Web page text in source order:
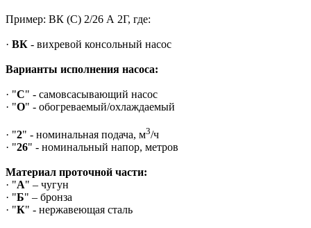
Пример: ВК (С) 2/26 А 2Г, где:
· ВК - вихревой консольный насос
Варианты исполнения насоса:
· "С" - самовсасывающий насос
· "О" - обогреваемый/охлаждаемый
· "2" - номинальная подача, м3/ч
· "26" - номинальный напор, метров
Материал проточной части:
· "А" – чугун
· "Б" – бронза
· "К" - нержавеющая сталь